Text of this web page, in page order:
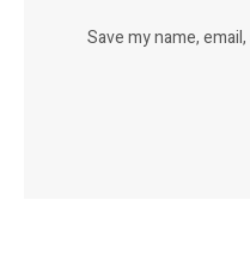
Save my name,